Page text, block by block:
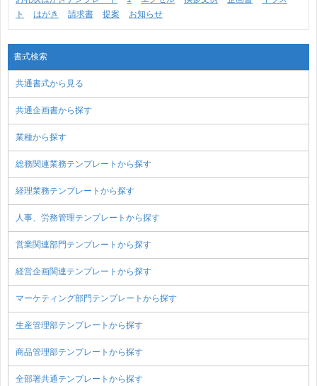
ト
はがき 請求書 提案 お知らせ
書式検索
共通書式から見る
共通企画書から探す
業種から探す
総務関連業務テンプレートから探す
経理業務テンプレートから探す
人事、労務管理テンプレートから探す
営業関連部門テンプレートから探す
経営企画関連テンプレートから探す
マーケティング部門テンプレートから探す
生産管理部テンプレートから探す
商品管理部テンプレートから探す
全部署共通テンプレートから探す